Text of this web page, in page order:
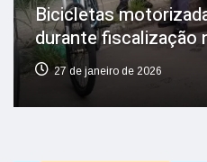
Bicicletas
durante fiscalização
27 de janeiro de 2026